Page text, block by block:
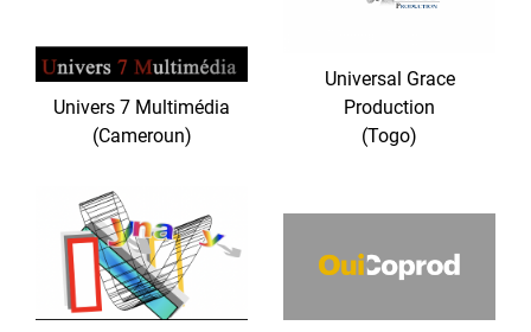
Univers 7 Multimédia
(Cameroun)
Universal Grace
Production
(Togo)